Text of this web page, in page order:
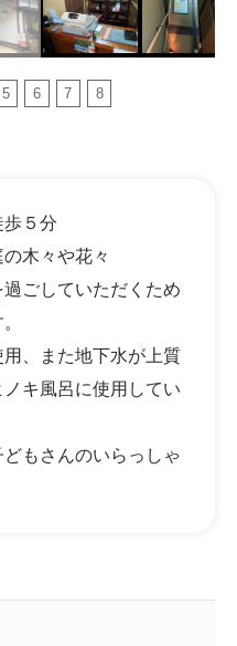
5 6 7 8
５分
木々や花々
ごしていただくため
、また地下水が上質
キ風呂に使用してい
もさんのいらっしゃ